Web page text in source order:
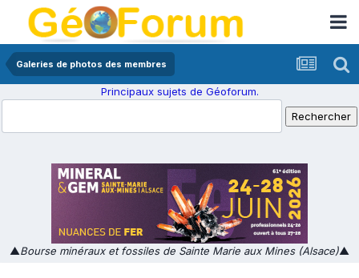
Galeries de photos des membres
Principaux sujets de Géoforum.
▲Bourse minéraux et fossiles de Sainte Marie aux Mines (Alsace)▲